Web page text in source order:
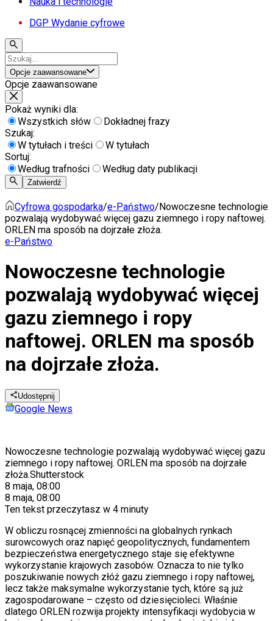
DGP Wydanie cyfrowe
Opcje zaawansowane
Opcje zaawansowane
Pokaż wyniki dla:
Wszystkich słów
Dokładnej frazy
Szukaj:
W tytułach i treści
W tytułach
Sortuj:
Według trafności
Według daty publikacji
Zatwierdź
Cyfrowa gospodarka/e-Państwo/Nowoczesne technologie
pozwalają wydobywać więcej gazu ziemnego i ropy naftowej.
ORLEN ma sposób na dojrzałe złoża.
e-Państwo
Nowoczesne technologie
pozwalają wydobywać więcej
gazu ziemnego i ropy
naftowej. ORLEN ma sposób
na dojrzałe złoża.
Udostępnij
Google News
Nowoczesne technologie pozwalają wydobywać więcej gazu
ziemnego i ropy naftowej. ORLEN ma sposób na dojrzałe
złoża.Shutterstock
8 maja, 08:00
8 maja, 08:00
Ten tekst przeczytasz w 4 minuty
W obliczu rosnącej zmienności na globalnych rynkach
surowcowych oraz napięć geopolitycznych, fundamentem
bezpieczeństwa energetycznego staje się efektywne
wykorzystanie krajowych zasobów. Oznacza to nie tylko
poszukiwanie nowych złóż gazu ziemnego i ropy naftowej,
lecz także maksymalne wykorzystanie tych, które są już
zagospodarowane – często od dziesięcioleci. Właśnie
dlatego ORLEN rozwija projekty intensyfikacji wydobycia w